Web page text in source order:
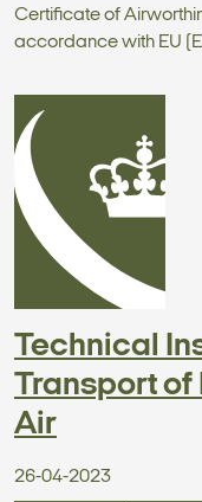
Certificate of
accordance with EU
Technical
Transport of
Air
26-04-2023